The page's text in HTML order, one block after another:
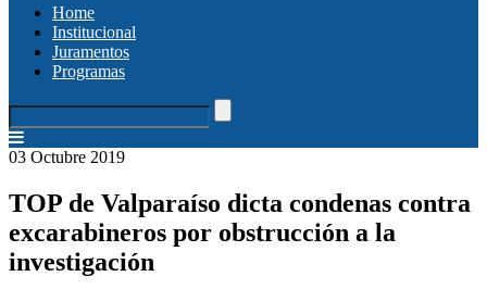
Home
Institucional
Juramentos
Programas
03 Octubre 2019
TOP de Valparaíso dicta condenas contra
excarabineros por obstrucción a la
investigación